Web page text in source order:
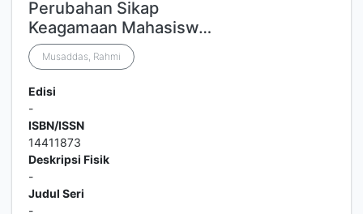
Perubahan Sikap
Keagamaan Mahasisw…
Musaddas, Rahmi
Edisi
-
ISBN/ISSN
14411873
Deskripsi Fisik
-
Judul Seri
-